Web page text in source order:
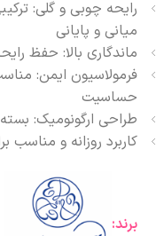
رایحه چوبی و گلی:
میانی و پایانی
ماندگاری بالا: حفظ
فرمولاسیون ایمن:
حساسیت
طراحی ارگونومیک:
کاربرد روزانه و
برند: